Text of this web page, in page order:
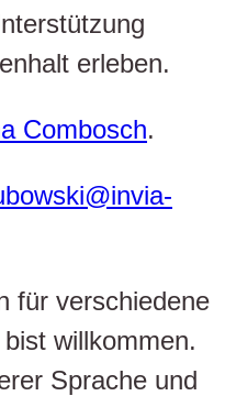
erleben.
Combosch.
für verschiedene
willkommen.
Sprache und